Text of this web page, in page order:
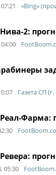
«Bing»
Нива-2:
Газета СП
Реал-Фарма:
05:30